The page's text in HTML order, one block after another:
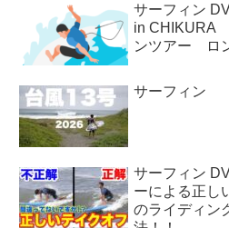
サーフィン
in CHIKURA
ンツアー ロ
サーフィン
サーフィン
ーによる正し
のライディン